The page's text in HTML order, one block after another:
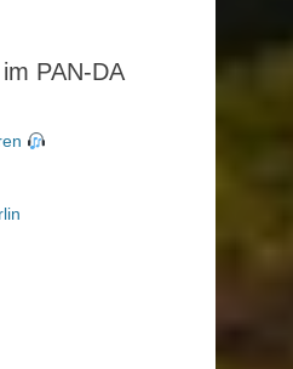
PAN-DA